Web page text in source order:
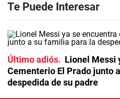
Te Puede Interesar
Último adiós
Lionel Messi
Cementerio El Prado junto
despedida de su padre